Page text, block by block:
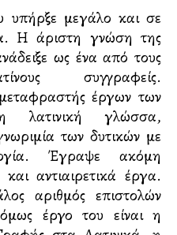
υπήρξε μεγάλο και σε
Η άριστη γνώση της
ως ένα από τους
συγγραφείς.
έργων των
λατινική γλώσσα,
των δυτικών με
Έγραψε ακόμη
αντιαιρετικά έργα.
αριθμός επιστολών
έργο του είναι η